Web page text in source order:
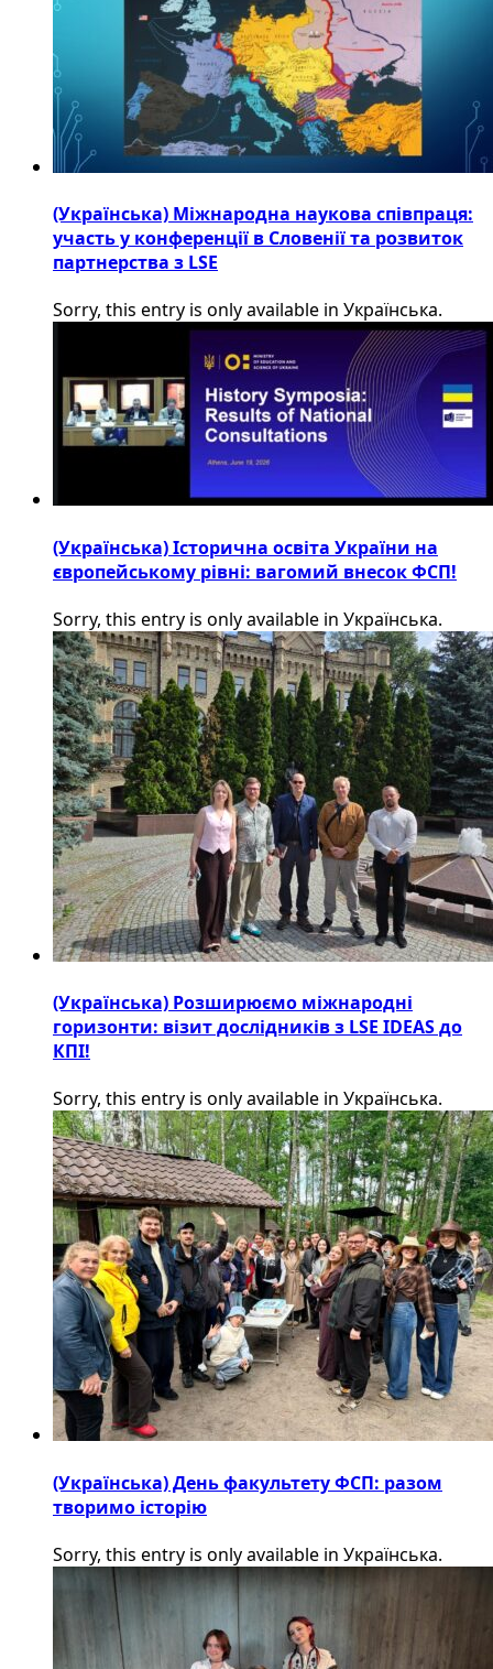
(Українська) Міжнародна наукова співпраця:
участь у конференції в Словенії та розвиток
партнерства з LSE
Sorry, this entry is only available in Українська.
(Українська) Історична освіта України на
європейському рівні: вагомий внесок ФСП!
Sorry, this entry is only available in Українська.
(Українська) Розширюємо міжнародні
горизонти: візит дослідників з LSE IDEAS до
КПІ!
Sorry, this entry is only available in Українська.
(Українська) День факультету ФСП: разом
творимо історію
Sorry, this entry is only available in Українська.